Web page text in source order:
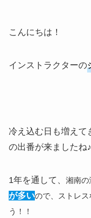
こんにちは！
インストラクターの
冷え込む日も増えて
の出番が来ましたね♪
1年を通して、 湘南の
が多いので、ストレ
う！！